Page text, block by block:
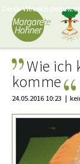
Wie ich
komme
24.05.2016 10:23
Diese Website